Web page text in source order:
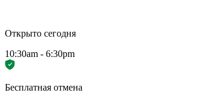
Открыто сегодня
10:30am - 6:30pm
Бесплатная отмена